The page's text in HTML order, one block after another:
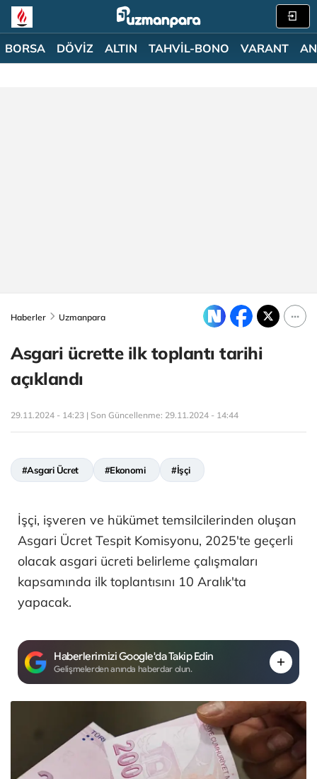
BORSA DÖVİZ ALTIN TAHVİL-BONO VARANT
Haberler Uzmanpara
Asgari ücrette ilk toplantı tarihi
açıklandı
29.11.2024 - 14:23 | Son Güncellenme: 29.11.2024 - 14:44
#Asgari Ücret #Ekonomi #İşçi
İşçi, işveren ve hükümet temsilcilerinden oluşan
Asgari Ücret Tespit Komisyonu, 2025'te geçerli
olacak asgari ücreti belirleme çalışmaları
kapsamında ilk toplantısını 10 Aralık'ta
yapacak.
Haberlerimizi Google'da Takip Edin
Gelişmelerden anında haberdar olun.